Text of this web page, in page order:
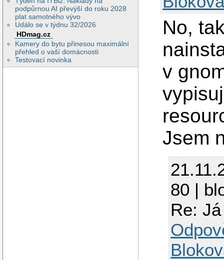
podpůrnou AI převýší do roku 2028
plat samotného vývo
Událo se v týdnu 32/2026
HDmag.cz
Kamery do bytu přinesou maximální
přehled o vaší domácnosti
Testovací novinka
No,
v
Jsem
80 |
Re: